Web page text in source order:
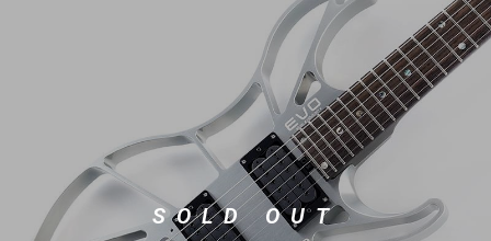
ウクレレ
パーカッション
キーボード 電子ピアノ
SOLD OUT